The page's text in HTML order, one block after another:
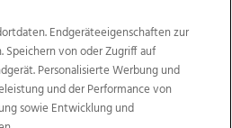
Medienhauses Wimmer
OÖNow
Ischler Woche
OÖN Immobilien
Reise
Promenaden Galerien
Endgeräteeigenschaften zur
von oder Zugriff auf
Personalisierte Werbung und
und der Performance von
sowie Entwicklung und